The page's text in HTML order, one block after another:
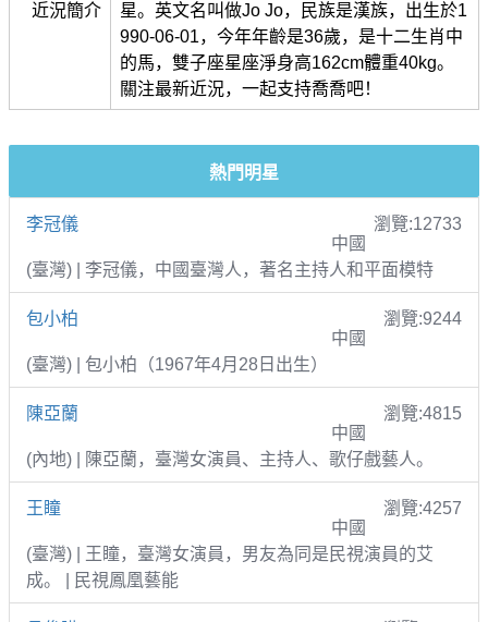
近況簡介
星。英文名叫做Jo Jo，民族是漢族，出生於1
990-06-01，今年年齡是36歲，是十二生肖中
的馬，雙子座星座淨身高162cm體重40kg。
關注最新近況，一起支持喬喬吧！
熱門明星
李冠儀
瀏覽:12733
中國
(臺灣) | 李冠儀，中國臺灣人，著名主持人和平面模特
包小柏
瀏覽:9244
中國
(臺灣) | 包小柏（1967年4月28日出生）
陳亞蘭
瀏覽:4815
中國
(內地) | 陳亞蘭，臺灣女演員、主持人、歌仔戲藝人。
王瞳
瀏覽:4257
中國
(臺灣) | 王瞳，臺灣女演員，男友為同是民視演員的艾
成。 | 民視鳳凰藝能